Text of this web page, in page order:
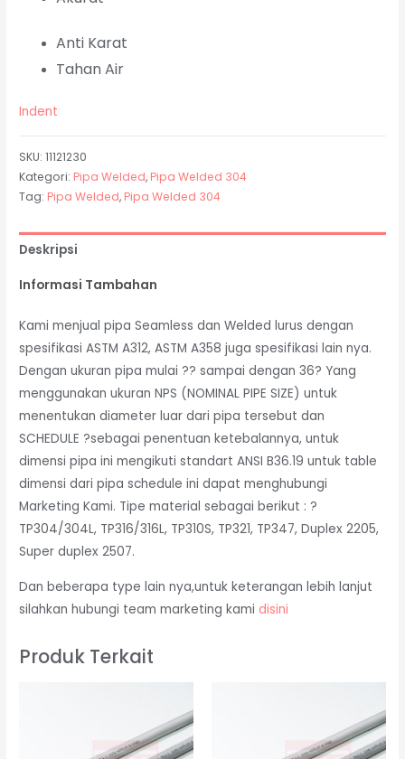
Anti Karat
Tahan Air
Indent
SKU:11121230
Kategori: Pipa Welded, Pipa Welded 304
Tag: Pipa Welded, Pipa Welded 304
Deskripsi
Informasi Tambahan
Kami menjual pipa Seamless dan Welded lurus dengan
spesifikasi ASTM A312, ASTM A358 juga spesifikasi lain nya.
Dengan ukuran pipa mulai ?? sampai dengan 36? Yang
menggunakan ukuran NPS (NOMINAL PIPE SIZE) untuk
menentukan diameter luar dari pipa tersebut dan
SCHEDULE ?sebagai penentuan ketebalannya, untuk
dimensi pipa ini mengikuti standart ANSI B36.19 untuk table
dimensi dari pipa schedule ini dapat menghubungi
Marketing Kami. Tipe material sebagai berikut : ?
TP304/304L, TP316/316L, TP310S, TP321, TP347, Duplex 2205,
Super duplex 2507.
Dan beberapa type lain nya,untuk keterangan lebih lanjut
silahkan hubungi team marketing kami disini
Produk Terkait